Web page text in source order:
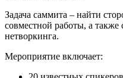
Задача саммита – найти
совместной работы, а также
нетворкинга.
Мероприятие включает: